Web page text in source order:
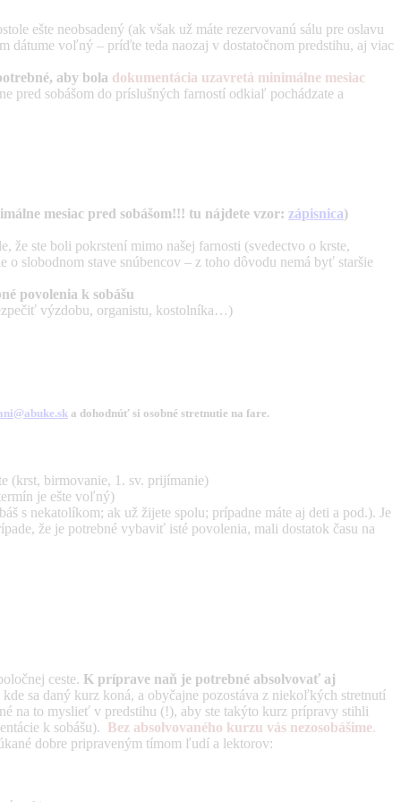
ešte neobsadený (ak však už máte rezervovanú sálu pre oslavu
dátume voľný – príďte teda naozaj v dostatočnom predstihu, aj viac
aby bola dokumentácia uzavretá minimálne mesiac
pred sobášom do príslušných farností odkiaľ pochádzate a
mesiac pred sobášom!!! tu nájdete vzor: zápisnica)
že ste boli pokrstení mimo našej farnosti (svedectvo o krste,
slobodnom stave snúbencov – z toho dôvodu nemá byť staršie
povolenia k sobášu
výzdobu, organistu, kostolníka…)
a dohodnúť si osobné stretnutie na fare.
(krst, birmovanie, 1. sv. prijímanie)
je ešte voľný)
s nekatolíkom; ak už žijete spolu; prípadne máte aj deti a pod.). Je
že je potrebné vybaviť isté povolenia, mali dostatok času na
ceste. K príprave naň je potrebné absolvovať aj
sa daný kurz koná, a obyčajne pozostáva z niekoľkých stretnutí
na to myslieť v predstihu (!), aby ste takýto kurz prípravy stihli
k sobášu). Bez absolvovaného kurzu vás nezosobášime.
dobre pripraveným tímom ľudí a lektorov: